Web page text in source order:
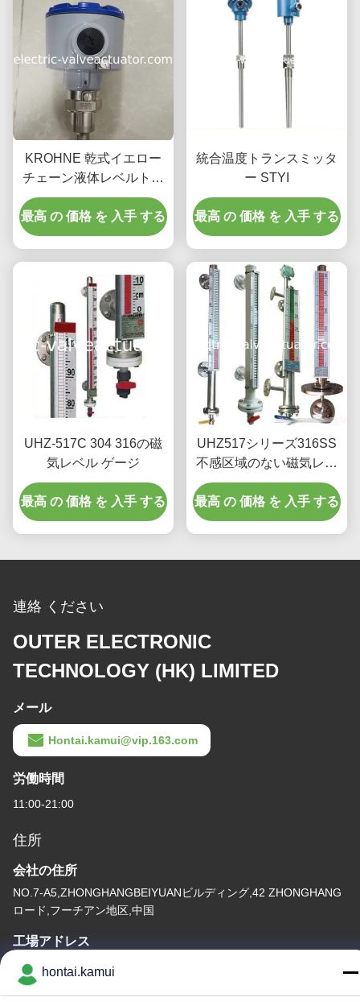
KROHNE 乾式イエロー
チェーン液体レベルトラ
ンスミッタ ER/Exia 最大
負荷 500Ω
最高 の 価格 を 入手 する
統合温度トランスミッタ
ー STYI
最高 の 価格 を 入手 する
UHZ-517C 304 316の磁
気レベル ゲージ
最高 の 価格 を 入手 する
UHZ517シリーズ316SS
不感区域のない磁気レベ
ルゲージのAnti-Corrosion
タイプ
最高 の 価格 を 入手 する
連絡 ください
OUTER ELECTRONIC
TECHNOLOGY (HK) LIMITED
メール
Hontai.kamui@vip.163.com
労働時間
11:00-21:00
住所
会社の住所
NO.7-A5,ZHONGHANGBEIYUANビルディング,42 ZHONGHANG
ロード,フーチアン地区,中国
工場アドレス
テレ
86-755-82861683
hontai.kamui